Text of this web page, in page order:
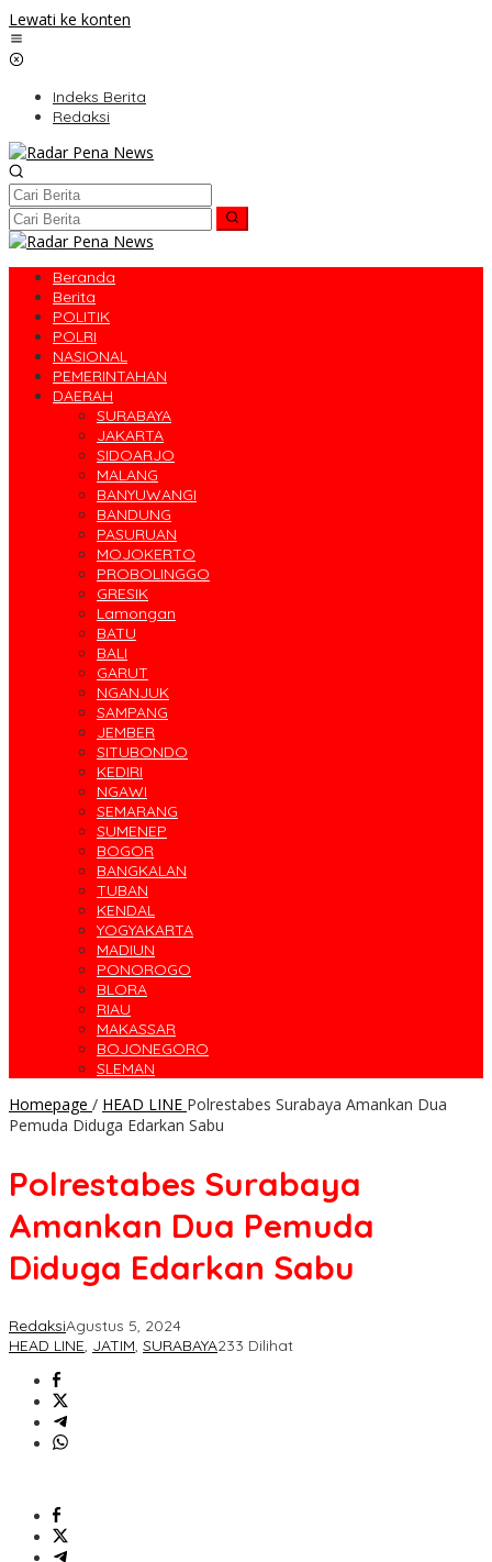
Lewati ke konten
Indeks Berita
Redaksi
Beranda
Berita
POLITIK
POLRI
NASIONAL
PEMERINTAHAN
DAERAH
SURABAYA
JAKARTA
SIDOARJO
MALANG
BANYUWANGI
BANDUNG
PASURUAN
MOJOKERTO
PROBOLINGGO
GRESIK
Lamongan
BATU
BALI
GARUT
NGANJUK
SAMPANG
JEMBER
SITUBONDO
KEDIRI
NGAWI
SEMARANG
SUMENEP
BOGOR
BANGKALAN
TUBAN
KENDAL
YOGYAKARTA
MADIUN
PONOROGO
BLORA
RIAU
MAKASSAR
BOJONEGORO
SLEMAN
Homepage / HEAD LINE Polrestabes Surabaya Amankan Dua
Pemuda Diduga Edarkan Sabu
Polrestabes Surabaya
Amankan Dua Pemuda
Diduga Edarkan Sabu
RedaksiAgustus 5, 2024
HEAD LINE, JATIM, SURABAYA233 Dilihat